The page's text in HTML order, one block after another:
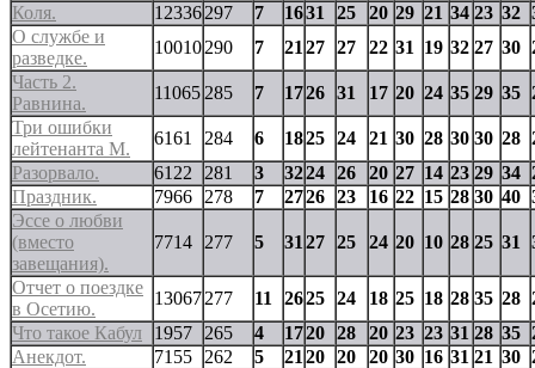
Коля.
12336297 7 1631 25 20 29 21 34 23 32
О службе и
разведке.
10010290 7 21 27 27 22 31 19 32 27 30
Часть 2.
Равнина.
11065 285 7 1726 31 17 20 24 35 29 35
Три ошибки
лейтенанта М.
6161 284 6 1825 24 21 30 28 30 30 28
Разорвало.
6122 281 3 3224 26 20 27 14 23 29 34
Праздник.
7966 278 7 2726 23 16 22 15 28 30 40
Эссе о любви
(вместо
завещания).
7714 277 5 31 27 25 24 20 10 28 25 31
Отчет о поездке
в Осетию.
13067277 11 2625 24 18 25 18 28 35 28
Что такое Кабул
1957 265 4 1720 28 20 23 23 31 28 35
Анекдот.
7155 262 5 21 20 20 20 30 16 31 21 30